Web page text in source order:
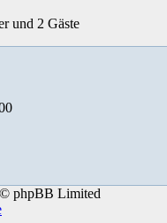
und 2 Gäste
phpBB Limited